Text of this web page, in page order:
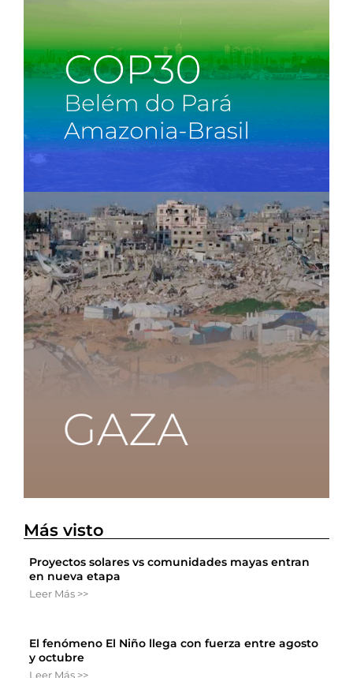
Más visto
Proyectos solares vs comunidades mayas entran
en nueva etapa
Leer Más >>
El fenómeno El Niño llega con fuerza entre agosto
y octubre
Leer Más >>